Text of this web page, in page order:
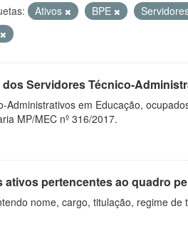
Ativos BPE
Servidores Técnico-
em Educação,
MP/MEC nº 316/2017.
ativos pertencentes ao quadro
nome, cargo, titulação, regime